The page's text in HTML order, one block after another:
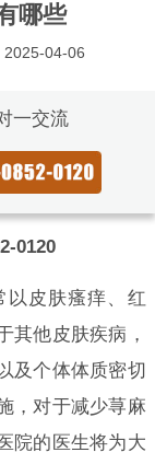
哪些
2025-04-06
一交流
0120
以皮肤瘙痒、红
其他皮肤疾病，
及个体体质密切
，对于减少荨麻
院的医生将为大